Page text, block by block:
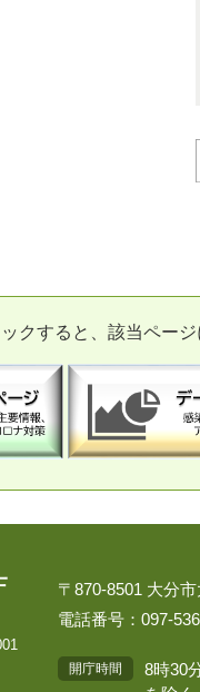
クすると、該当ペー
〒870-8501 大分
電話番号：097-
開庁時間
8時30